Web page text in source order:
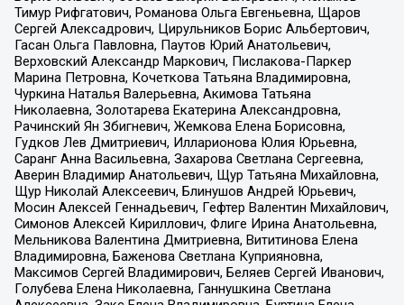
Тимур Рифгатович, Романова Ольга Евгеньевна, Щаров
Сергей Алексадрович, Цирульников Борис Альбертович,
Гасан Ольга Павловна, Паутов Юрий Анатольевич,
Верховский Александр Маркович, Пислакова-Паркер
Марина Петровна, Кочеткова Татьяна Владимировна,
Чуркина Наталья Валерьевна, Акимова Татьяна
Николаевна, Золотарева Екатерина Александровна,
Рачинский Ян Збигневич, Жемкова Елена Борисовна,
Гудков Лев Дмитриевич, Илларионова Юлия Юрьевна,
Саранг Анна Васильевна, Захарова Светлана Сергеевна,
Аверин Владимир Анатольевич, Щур Татьяна Михайловна,
Щур Николай Алексеевич, Блинушов Андрей Юрьевич,
Мосин Алексей Геннадьевич, Гефтер Валентин Михайлович,
Симонов Алексей Кириллович, Флиге Ирина Анатольевна,
Мельникова Валентина Дмитриевна, Вититинова Елена
Владимировна, Баженова Светлана Куприяновна,
Максимов Сергей Владимирович, Беляев Сергей Иванович,
Голубева Елена Николаевна, Ганнушкина Светлана